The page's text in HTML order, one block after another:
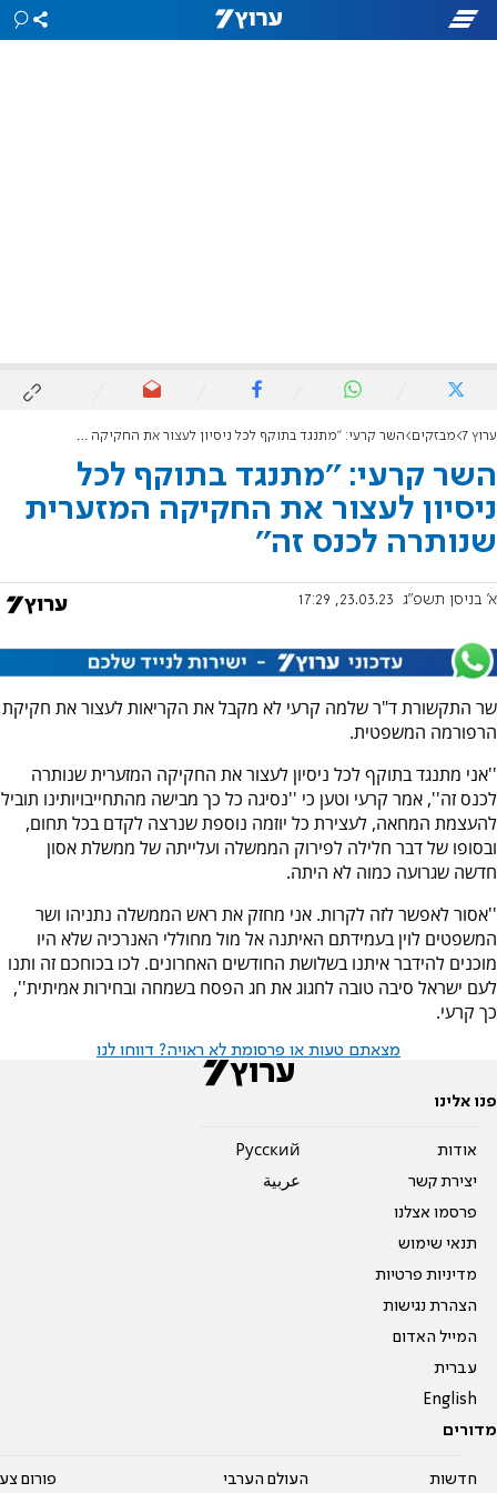
ערוץ 7 מבזקים השר קרעי: ''מתנגד בתוקף לכל ניסיון לעצור את החקיקה המזערית שנותרה לכנס זה''
השר קרעי: ''מתנגד בתוקף לכל
ניסיון לעצור את החקיקה המזערית
שנותרה לכנס זה''
א' בניסן תשפ"ג 23.03.23, 17:29
שר התקשורת ד"ר שלמה קרעי לא מקבל את הקריאות לעצור את חקיקת
הרפורמה המשפטית.
''אני מתנגד בתוקף לכל ניסיון לעצור את החקיקה המזערית שנותרה
לכנס זה'', אמר קרעי וטען כי ''נסיגה כל כך מבישה מהתחייבויותינו תוביל
להעצמת המחאה, לעצירת כל יוזמה נוספת שנרצה לקדם בכל תחום,
ובסופו של דבר חלילה לפירוק הממשלה ועלייתה של ממשלת אסון
חדשה שגרועה כמוה לא היתה.
''אסור לאפשר לזה לקרות. אני מחזק את ראש הממשלה נתניהו ושר
המשפטים לוין בעמידתם האיתנה אל מול מחוללי האנרכיה שלא היו
מוכנים להידבר איתנו בשלושת החודשים האחרונים. לכו בכוחכם זה ותנו
לעם ישראל סיבה טובה לחגוג את חג הפסח בשמחה ובחירות אמיתית'',
כך קרעי.
מצאתם טעות או פרסומת לא ראויה? דווחו לנו
פנו אלינו
אודות
יצירת קשר
פרסמו אצלנו
תנאי שימוש
מדיניות פרטיות
הצהרת נגישות
המייל האדום
עברית
English
Pусский
عربية
מדורים
חדשות העולם הערבי פורום